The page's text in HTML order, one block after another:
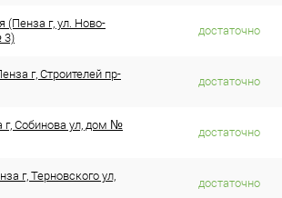
(Пенза г, ул. Ново-
3)
достаточно
г, Строителей пр-
достаточно
г, Собинова ул, дом №
достаточно
г, Терновского ул,
достаточно